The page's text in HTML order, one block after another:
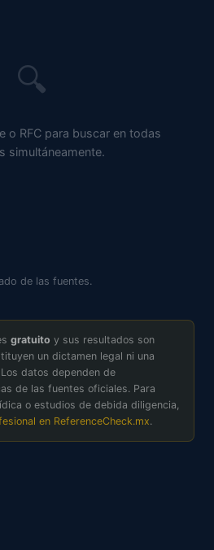
🔍
o RFC para buscar en todas
simultáneamente.
de las fuentes.
gratuito y sus resultados son
un dictamen legal ni una
datos dependen de
de las fuentes oficiales. Para
o estudios de debida diligencia,
en ReferenceCheck.mx.